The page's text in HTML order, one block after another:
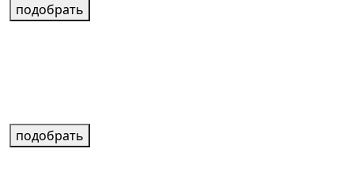
подобрать
подобрать